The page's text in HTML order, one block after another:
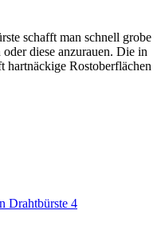
schafft man schnell grobe
diese anzurauen. Die in
hartnäckige Rostoberflächen
Drahtbürste 4